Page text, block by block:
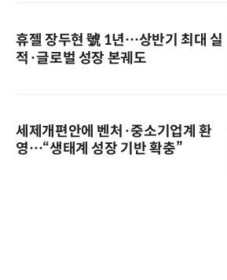
휴젤 장두현 號 1년…상반기 최대 실
적·글로벌 성장 본궤도
세제개편안에 벤처·중소기업계 환
영…“생태계 성장 기반 확충”